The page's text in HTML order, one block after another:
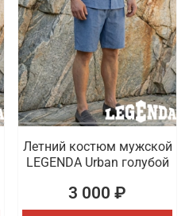
Летний костюм мужской
LEGENDA Urban голубой
3 000 ₽